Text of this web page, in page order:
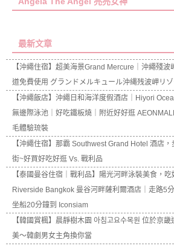
最新文章
【沖繩住宿】超美海景Grand Mercure｜沖繩殘
道免費使用 グランドメルキュール沖縄残波岬リゾ
【沖繩飯店】沖繩日和海洋度假酒店｜Hiyori
無邊際泳池｜好吃鐵板燒｜附近好好逛
毛體驗琉裝
【沖繩住宿】那霸 Southwest Grand Hotel 酒店
街~好買好吃好逛 Vs. 戰利品
【泰國曼谷住宿｜戰利品】陽光河畔泳裝美食，
Riverside Bangkok 曼谷河畔薩利爾酒店｜走路5
坐船20分鐘到 Iconsiam
【韓國賞楓】晨靜樹木園 아침고요수목원 位於京
美～韓劇男女主角換你當